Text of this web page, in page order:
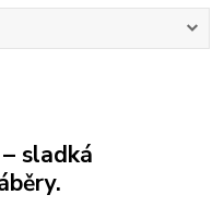
sladká